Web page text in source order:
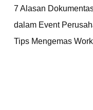
7 Alasan
dalam Event
Tips Mengemas